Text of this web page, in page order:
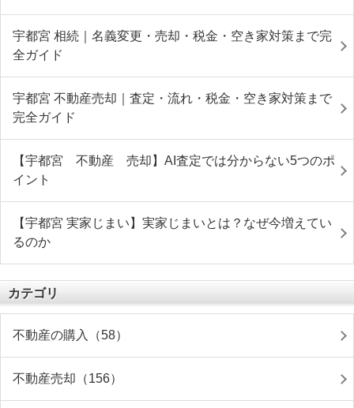
宇都宮 相続｜名義変更・売却・税金・空き家対策まで完
全ガイド
宇都宮 不動産売却｜査定・流れ・税金・空き家対策まで
完全ガイド
【宇都宮 不動産 売却】AI査定では分からない5つのポ
イント
【宇都宮 実家じまい】実家じまいとは？なぜ今増えてい
るのか
カテゴリ
不動産の購入（58）
不動産売却（156）